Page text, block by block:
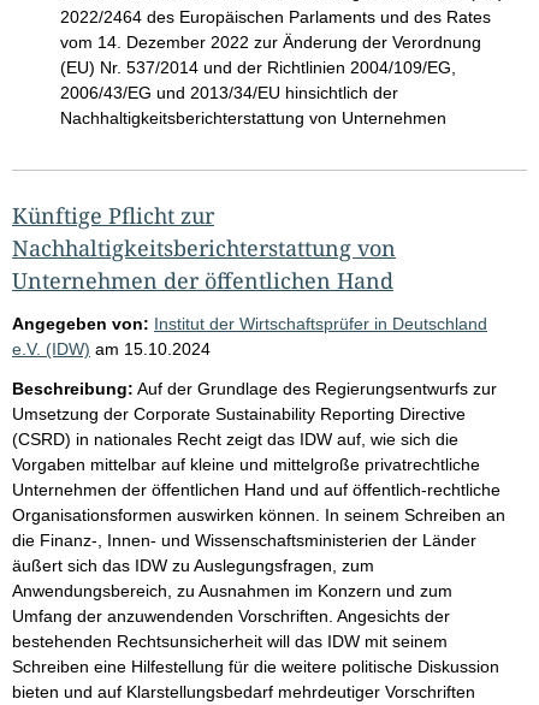
2022/2464 des Europäischen Parlaments und des Rates
vom 14. Dezember 2022 zur Änderung der Verordnung
(EU) Nr. 537/2014 und der Richtlinien 2004/109/EG,
2006/43/EG und 2013/34/EU hinsichtlich der
Nachhaltigkeitsberichterstattung von Unternehmen
Künftige Pflicht zur
Nachhaltigkeitsberichterstattung von
Unternehmen der öffentlichen Hand
Angegeben von: Institut der Wirtschaftsprüfer in Deutschland
e.V. (IDW) am 15.10.2024
Beschreibung: Auf der Grundlage des Regierungsentwurfs zur
Umsetzung der Corporate Sustainability Reporting Directive
(CSRD) in nationales Recht zeigt das IDW auf, wie sich die
Vorgaben mittelbar auf kleine und mittelgroße privatrechtliche
Unternehmen der öffentlichen Hand und auf öffentlich-rechtliche
Organisationsformen auswirken können. In seinem Schreiben an
die Finanz-, Innen- und Wissenschaftsministerien der Länder
äußert sich das IDW zu Auslegungsfragen, zum
Anwendungsbereich, zu Ausnahmen im Konzern und zum
Umfang der anzuwendenden Vorschriften. Angesichts der
bestehenden Rechtsunsicherheit will das IDW mit seinem
Schreiben eine Hilfestellung für die weitere politische Diskussion
bieten und auf Klarstellungsbedarf mehrdeutiger Vorschriften